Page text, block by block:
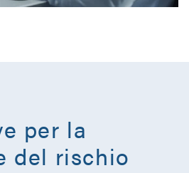
per la
del rischio